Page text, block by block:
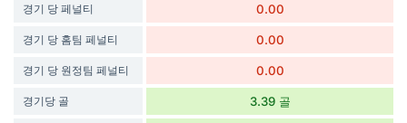
경기 당 페널티 0.00
경기 당 홈팀 페널티 0.00
경기 당 원정팀 페널티 0.00
경기당 골 3.39 골